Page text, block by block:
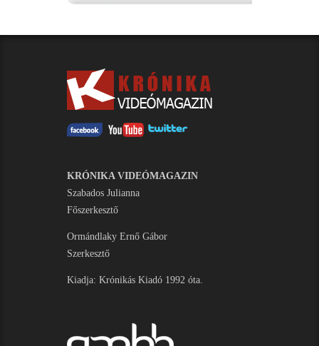
KRÓNIKA VIDEÓMAGAZIN
Szabados Julianna
Főszerkesztő
Ormándlaky Ernő Gábor
Szerkesztő
Kiadja: Krónikás Kiadó 1992 óta.